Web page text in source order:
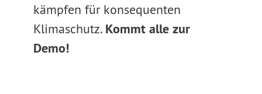
kämpfen für konsequenten
Klimaschutz. Kommt alle zur
Demo!